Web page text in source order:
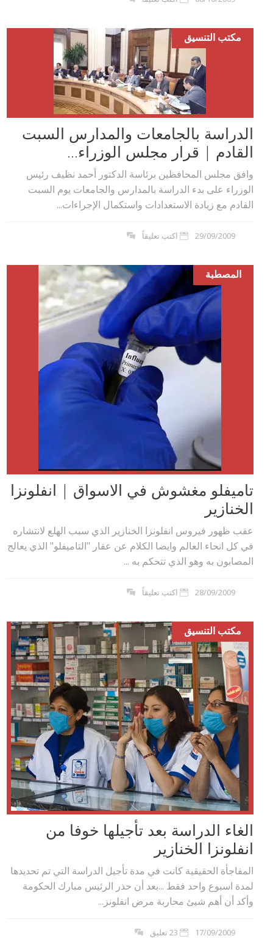
مكتب التنسيق
الدراسة بالجامعات والمدارس السبت
القادم | قرار مجلس الوزراء...
وافق مجلس المحافظين برئاسة الدكتور أحمد نظيف رئيس
الوزراء على بدء الدراسة بالمدارس والجامعات يوم السبت
القادم مع زيادة الاستعدادات واستكمال الإجراءات...
29/09/2009 اكتب تعليقاً
المصطبة
تاميفلو مغشوش في الاسواق | انفلونزا
الخنازير
عقب ظهور فيروس انفلونزا الخنازير الذي سبب الهلع لانتشاره
في كل انحاء العالم وايضا الكلام عن عقار "التاميفلو" الذي يعالج
المصابون به وهو الذي تتحكم به ...
28/09/2009 اكتب تعليقاً
مكتب التنسيق
الغاء الدراسة بعد تأجيلها خوفا من
انفلونزا الخنازير
المفاجأة الحقيقية كانت في مدة تأجيل الدراسة التي تم تحديدها
لمدة اسبوع واحد فقط ...بعد أن حذر الرئيس مبارك الحكومة
وأكد أن أهم شيئ محاربة مرض انفلونز...
17/09/2009 23 تعليق